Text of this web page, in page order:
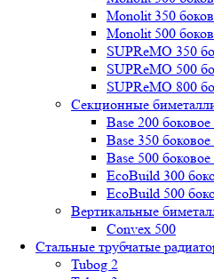
Mоnоlit 350
Mоnоlit 500
SUРRеMО 350
SUРRеMО 500
SUРRеMО 800
Секционные
Base 200
Base 350
Base 500
EcoBuild 300
EcoBuild 500
Вертикальные
Convex 500
Стальные трубчатые
Tubog 2